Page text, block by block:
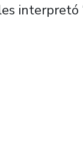
interpretó